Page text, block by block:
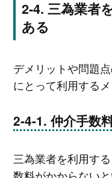
三為業者
ある
デメリットや問題
にとって利用する
仲介手数
三為業者を利用す